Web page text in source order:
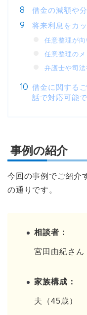
借金の減額や
将来利息をカ
任意整理が向
任意整理の
弁護士や司
借金に関する
話で対応可能
事例の紹介
今回の事例でご紹介
の通りです。
相談者：
宮田由紀さん
家族構成：
夫（45歳）